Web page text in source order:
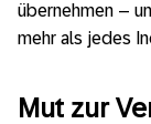
übernehmen –
mehr als jedes
Mut zur